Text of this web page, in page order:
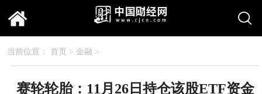
当前位置： 首页 > 金融 >
赛轮轮胎：11月26日持仓该股ETF资金